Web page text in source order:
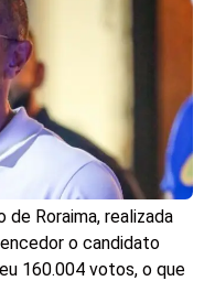
Roraima, realizada
o candidato
160.004 votos, o que